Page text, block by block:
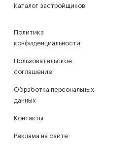
Каталог застройщиков
Политика
конфиденциальности
Пользовательское
соглашение
Обработка персональных
данных
Контакты
Реклама на сайте